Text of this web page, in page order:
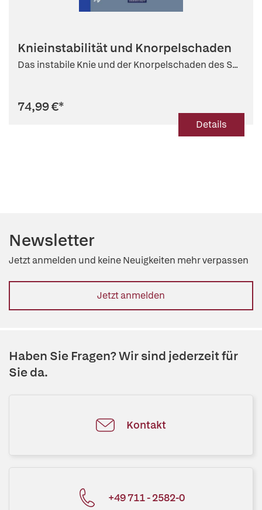
Knieinstabilität und Knorpelschaden
Das instabile Knie und der Knorpelschaden des S...
74,99 €*
Details
Newsletter
Jetzt anmelden und keine Neuigkeiten mehr verpassen
Jetzt anmelden
Haben Sie Fragen? Wir sind jederzeit für
Sie da.
Kontakt
+49 711 - 2582-0